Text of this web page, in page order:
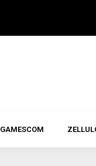
GAMESCOM